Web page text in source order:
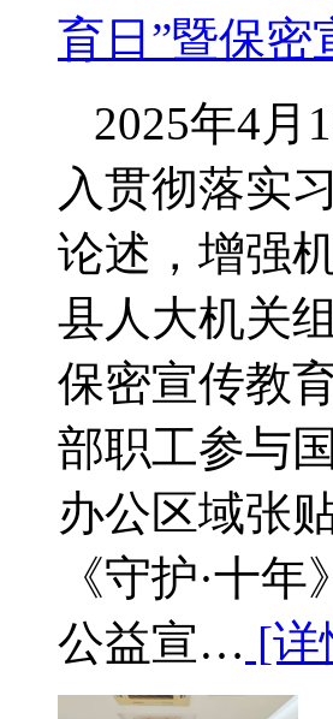
育日”暨保密
2025年4月
入贯彻落实
论述，增强
县人大机关
保密宣传教
部职工参与
办公区域张
《守护·十
公益宣… [详